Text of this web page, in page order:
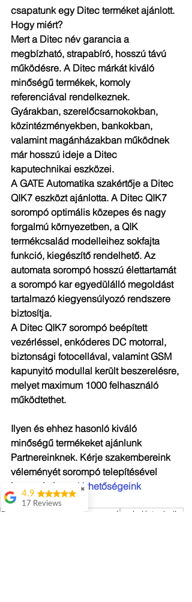
csapatunk egy Ditec terméket ajánlott.
Hogy miért?
Mert a Ditec név garancia a
megbízható, strapabíró, hosszú távú
működésre. A Ditec márkát kiváló
minőségű termékek, komoly
referenciával rendelkeznek.
Gyárakban, szerelőcsarnokokban,
közintézményekben, bankokban,
valamint magánházakban működnek
már hosszú ideje a Ditec
kaputechnikai eszközei.
A GATE Automatika szakértője a Ditec
QIK7 eszközt ajánlotta. A Ditec QIK7
sorompó optimális közepes és nagy
forgalmú környezetben, a QIK
termékcsalád modelleihez sokfajta
funkció, kiegészítő rendelhető. Az
automata sorompó hosszú élettartamát
a sorompó kar egyedülálló megoldást
tartalmazó kiegyensúlyozó rendszere
biztosítja.
A Ditec QIK7 sorompó beépített
vezérléssel, enkóderes DC motorral,
biztonsági fotocellával, valamint GSM
kapunyitó modullal került beszerelésre,
melyet maximum 1000 felhasználó
működtethet.
Ilyen és ehhez hasonló kiváló
minőségű termékeket ajánlunk
Partnereinknek. Kérje szakembereink
véleményét sorompó telepítésével
kapcsolatban
elérhetőségeink
valamelyikén!
GATE Automatika sorompó parkolástechnika
✖
4.9
17 Reviews